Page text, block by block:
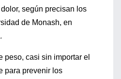
según precisan los
de Monash, en
peso, casi sin importar el
para prevenir los